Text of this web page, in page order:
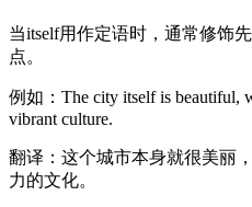
当itself用作定语时，通常修饰
点。
例如：The city itself is beautiful,
vibrant culture.
翻译：这个城市本身就很美丽
力的文化。